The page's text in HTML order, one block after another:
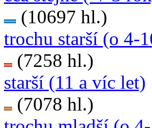
(10697 hl.)
trochu starší (o 4-
(7258 hl.)
starší (11 a víc let)
(7078 hl.)